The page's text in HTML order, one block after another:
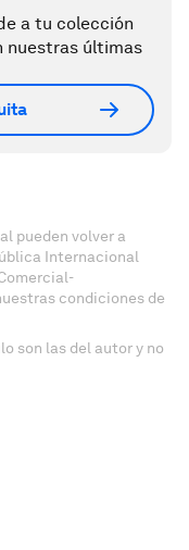
a tu colección
nuestras últimas
pueden volver a
Internacional
condiciones de
son las del autor y no